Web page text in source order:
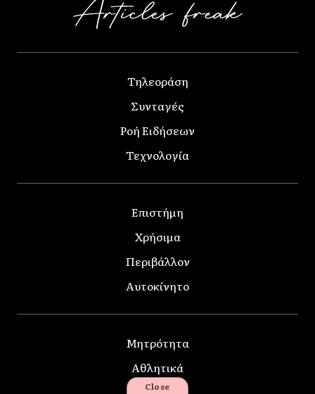
Τηλεοράση
Συνταγές
Ροή Ειδήσεων
Τεχνολογία
Επιστήμη
Χρήσιμα
Περιβάλλον
Αυτοκίνητο
Μητρότητα
Αθλητικά
Close